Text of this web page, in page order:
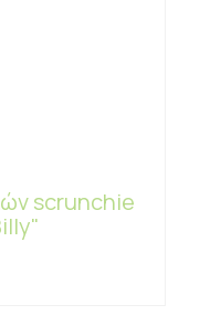
scrunchie